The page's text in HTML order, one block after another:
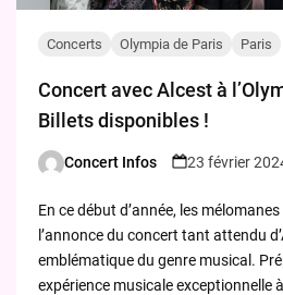
Concerts Olympia de Paris Paris
Concert avec Alcest à
Billets disponibles !
Posted
Concert Infos 23 février
En ce début d’année, les
l’annonce du concert tant attendu
emblématique du genre musical.
expérience musicale exceptionnelle